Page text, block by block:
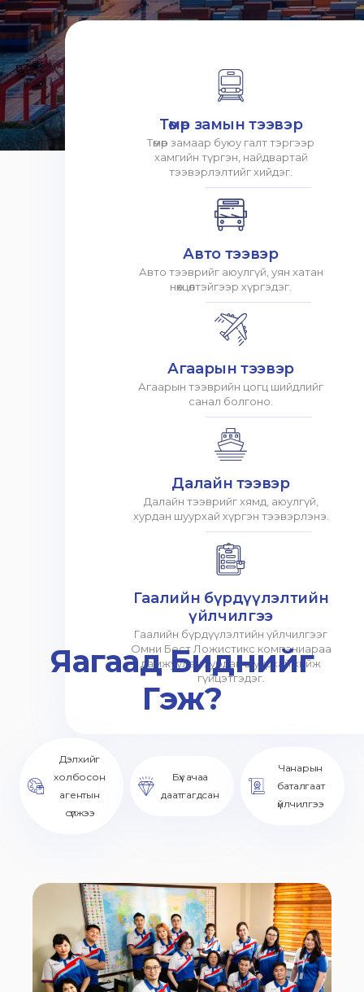
Төмөр замын тээвэр
Төмөр замаар буюу галт тэргээр
хамгийн түргэн, найдвартай
тээвэрлэлтийг хийдэг.
Авто тээвэр
Авто тээврийг аюулгүй, уян хатан
нөхцөлтэйгээр хүргэдэг.
Агаарын тээвэр
Агаарын тээврийн цогц шийдлийг
санал болгоно.
Далайн тээвэр
Далайн тээврийг хямд, аюулгүй,
хурдан шуурхай хүргэн тээвэрлэнэ.
Гаалийн бүрдүүлэлтийн
үйлчилгээ
Гаалийн бүрдүүлэлтийн үйлчилгээг
Омни Бест Ложистикс компаниараа
дамжуулан хурдан шуурхай хийж
гүйцэтгэдэг.
Яагаад Биднийг
Гэж?
Дэлхийг
холбосон
агентын
сүлжээ
Бүх ачаа
даатгагдсан
Чанарын
баталгаат
үйлчилгээ